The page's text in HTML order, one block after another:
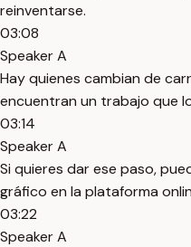
reinventarse.
03:08
Speaker A
Hay quienes cambian de
encuentran un trabajo que
03:14
Speaker A
Si quieres dar ese paso,
gráfico en la plataforma
03:22
Speaker A